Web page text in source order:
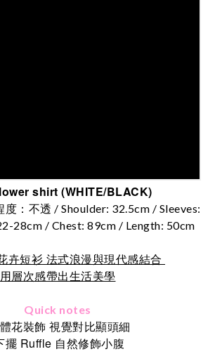
shirt (WHITE/BLACK)
度：不透 / Shoulder: 32.5cm / Sleeves:
28cm / Chest: 89cm / Length: 50cm
卉短衫 法式浪漫與現代感結合
用層次感帶出生活美學
Quick notes
花裝飾 視覺對比顯頭細
擺 Ruffle 自然修飾小腹